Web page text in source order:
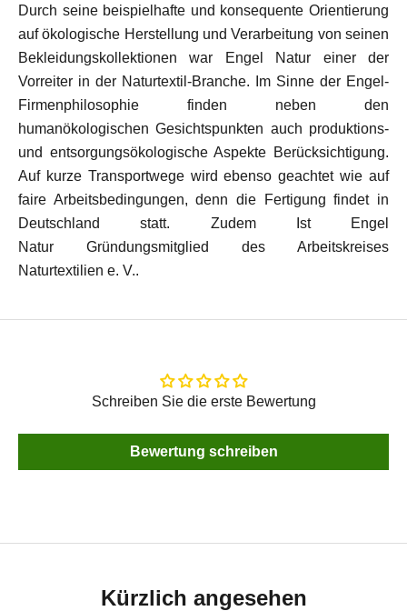
Durch seine beispielhafte und konsequente Orientierung
auf ökologische Herstellung und Verarbeitung von seinen
Bekleidungskollektionen war Engel Natur einer der
Vorreiter in der Naturtextil-Branche. Im Sinne der Engel-
Firmenphilosophie finden neben den
humanökologischen Gesichtspunkten auch produktions-
und entsorgungsökologische Aspekte Berücksichtigung.
Auf kurze Transportwege wird ebenso geachtet wie auf
faire Arbeitsbedingungen, denn die Fertigung findet in
Deutschland statt. Zudem Ist Engel
Natur Gründungsmitglied des Arbeitskreises
Naturtextilien e. V..
Schreiben Sie die erste Bewertung
Bewertung schreiben
Kürzlich angesehen